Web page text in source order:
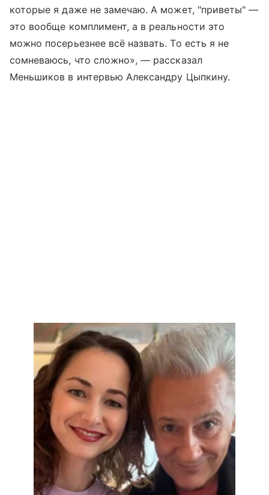
которые я даже не замечаю. А может, "приветы" —
это вообще комплимент, а в реальности это
можно посерьезнее всё назвать. То есть я не
сомневаюсь, что сложно», — рассказал
Меньшиков в интервью Александру Цыпкину.